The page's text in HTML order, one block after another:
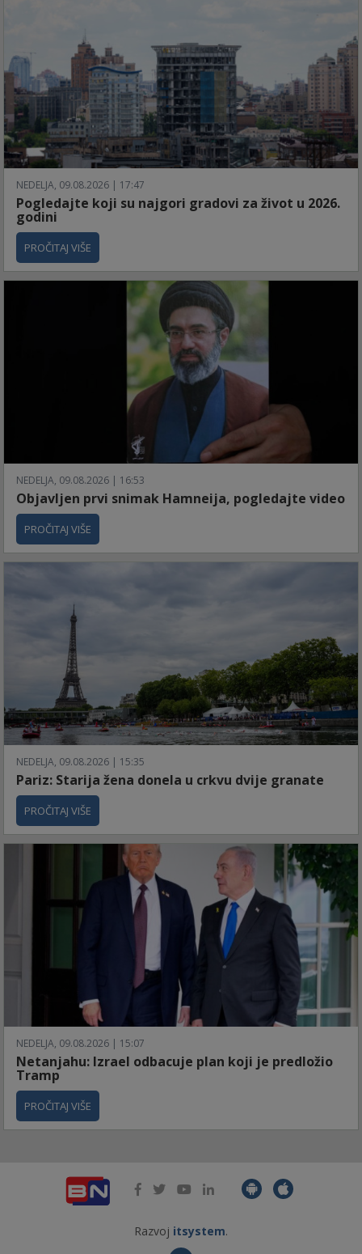
NEDELJA, 09.08.2026 | 17:47
Pogledajte koji su najgori gradovi za život u 2026.
godini
PROČITAJ VIŠE
NEDELJA, 09.08.2026 | 16:53
Objavljen prvi snimak Hamneija, pogledajte video
PROČITAJ VIŠE
NEDELJA, 09.08.2026 | 15:35
Pariz: Starija žena donela u crkvu dvije granate
PROČITAJ VIŠE
NEDELJA, 09.08.2026 | 15:07
Netanjahu: Izrael odbacuje plan koji je predložio
Tramp
PROČITAJ VIŠE
Razvoj itsystem.